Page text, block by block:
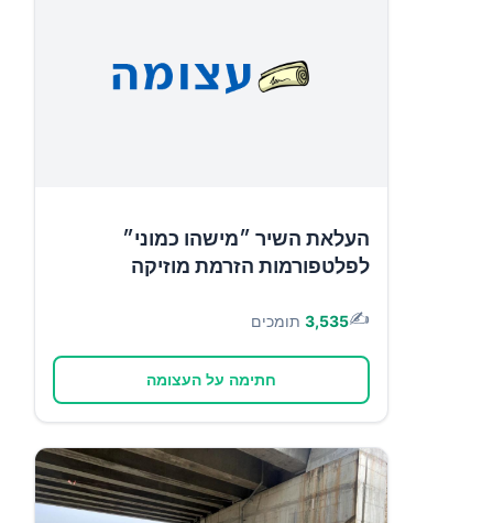
העלאת השיר ״מישהו כמוני״
לפלטפורמות הזרמת מוזיקה
✍️
3,535 תומכים
חתימה על העצומה